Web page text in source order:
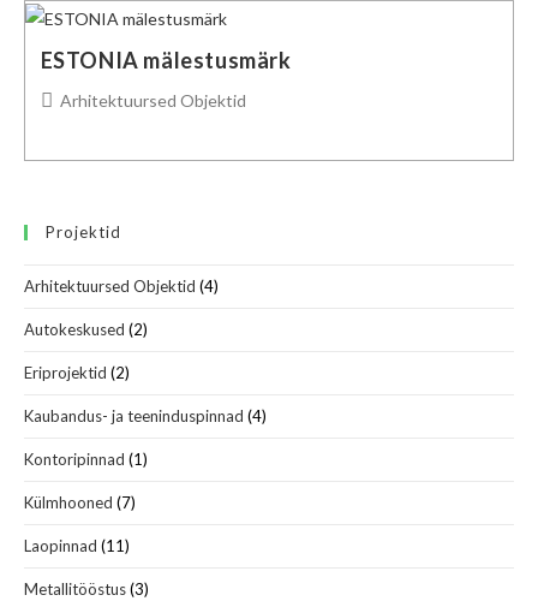
ESTONIA mälestusmärk
PostArhitektuursed Objektid
Projektid
Arhitektuursed Objektid (4)
Autokeskused (2)
Eriprojektid (2)
Kaubandus- ja teeninduspinnad (4)
Kontoripinnad (1)
Külmhooned (7)
Laopinnad (11)
Metallitööstus(3)